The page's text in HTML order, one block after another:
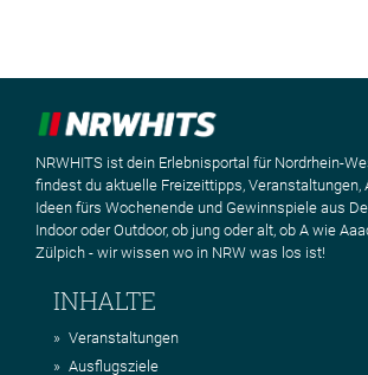
NRWHITS ist dein Erlebnisportal für Nordrhein-
findest du aktuelle Freizeittipps, Veranstaltungen,
Ideen fürs Wochenende und Gewinnspiele aus
Indoor oder Outdoor, ob jung oder alt, ob A wie
Zülpich - wir wissen wo in NRW was los ist!
INHALTE
Veranstaltungen
Ausflugsziele